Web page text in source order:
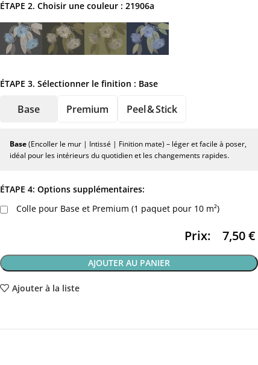
ÉTAPE 2. Choisir une couleur : 21906a
ÉTAPE 3. Sélectionner le finition : Base
Base Premium Peel & Stick
Base(Encoller le mur | Intissé | Finition mate) – léger et facile à poser,
idéal pour les intérieurs du quotidien et les changements rapides.
ÉTAPE 4: Options supplémentaires:
Colle pour Base et Premium (1 paquet pour 10 m²)
Prix: 7,50€
AJOUTER AU PANIER
Ajouter à la liste